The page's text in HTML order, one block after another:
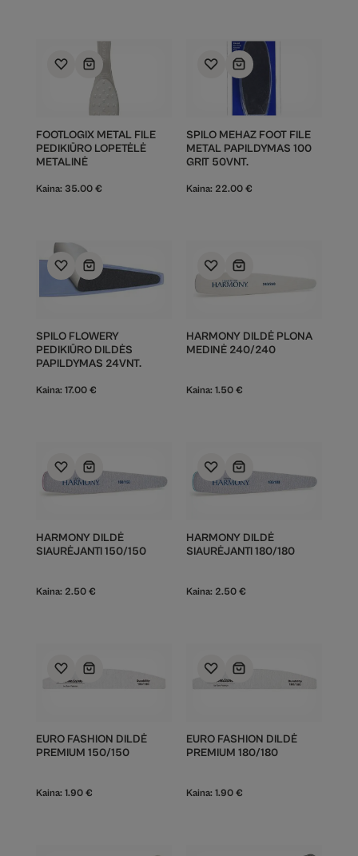
FOOTLOGIX METAL FILE
PEDIKIŪRO LOPETĖLĖ
METALINĖ
Kaina: 35.00 €
SPILO MEHAZ FOOT FILE
METAL PAPILDYMAS 100
GRIT 50VNT.
Kaina: 22.00 €
SPILO FLOWERY
PEDIKIŪRO DILDĖS
PAPILDYMAS 24VNT.
Kaina: 17.00 €
HARMONY DILDĖ PLONA
MEDINĖ 240/240
Kaina: 1.50 €
HARMONY DILDĖ
SIAURĖJANTI 150/150
Kaina: 2.50 €
HARMONY DILDĖ
SIAURĖJANTI 180/180
Kaina: 2.50 €
EURO FASHION DILDĖ
PREMIUM 150/150
Kaina: 1.90 €
EURO FASHION DILDĖ
PREMIUM 180/180
Kaina: 1.90 €